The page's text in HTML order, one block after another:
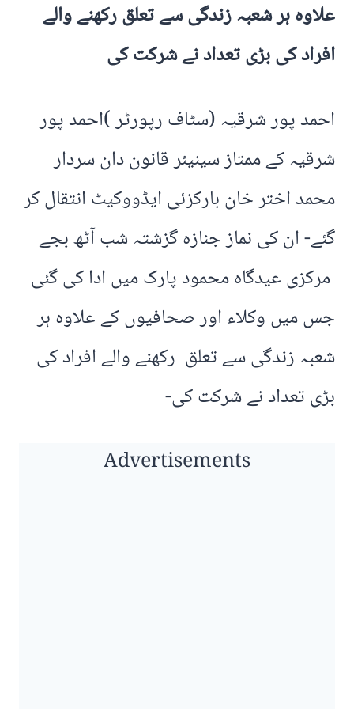
علاوہ ہر شعبہ زندگی سے تعلق رکھنے والے
افراد کی بڑی تعداد نے شرکت کی
احمد پور شرقیہ (سٹاف رپورٹر )احمد پور
شرقیہ کے ممتاز سینیئر قانون دان سردار
محمد اختر خان بارکزئی ایڈووکیٹ انتقال کر
گئے- ان کی نماز جنازہ گزشتہ شب آٹھ بجے
مرکزی عیدگاہ محمود پارک میں ادا کی گئی
جس میں وکلاء اور صحافیوں کے علاوہ ہر
شعبہ زندگی سے تعلق رکھنے والے افراد کی
بڑی تعداد نے شرکت کی-
Advertisements